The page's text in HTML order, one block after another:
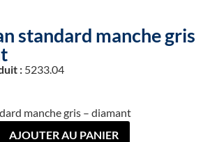
standard manche gris
: 5233.04
manche gris – diamant
AJOUTER AU PANIER